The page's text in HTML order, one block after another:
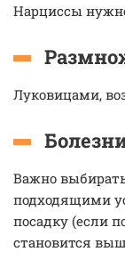
Нарциссы
Луковицами,
Важно
подходящими
посадку (если
становится